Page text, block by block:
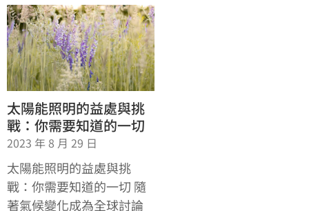
太陽能照明的益處與挑
戰：你需要知道的一切
2023 年 8 月 29 日
太陽能照明的益處與挑
戰：你需要知道的一切 隨
著氣候變化成為全球討論